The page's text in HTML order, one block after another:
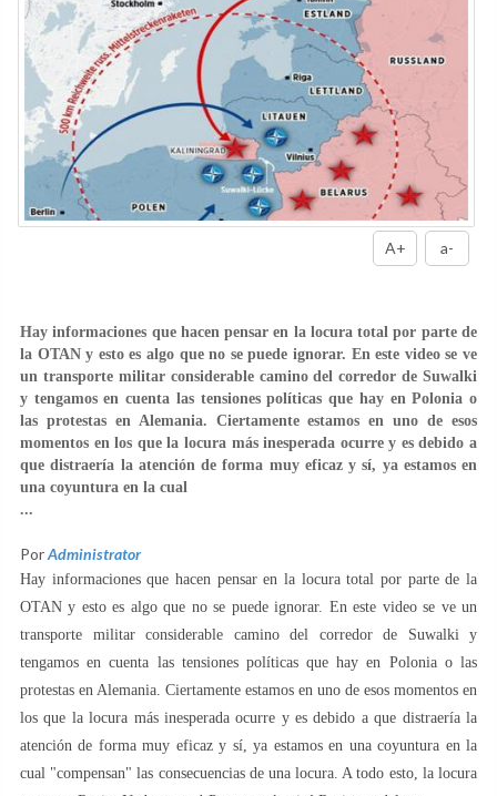
A+ a-
Hay informaciones que hacen pensar en la locura total por parte de
la OTAN y esto es algo que no se puede ignorar. En este video se ve
un transporte militar considerable camino del corredor de Suwalki
y tengamos en cuenta las tensiones políticas que hay en Polonia o
las protestas en Alemania. Ciertamente estamos en uno de esos
momentos en los que la locura más inesperada ocurre y es debido a
que distraería la atención de forma muy eficaz y sí, ya estamos en
una coyuntura en la cual
...
PorAdministrator
Hay informaciones que hacen pensar en la locura total por parte de la
OTAN y esto es algo que no se puede ignorar. En este video se ve un
transporte militar considerable camino del corredor de Suwalki y
tengamos en cuenta las tensiones políticas que hay en Polonia o las
protestas en Alemania. Ciertamente estamos en uno de esos momentos en
los que la locura más inesperada ocurre y es debido a que distraería la
atención de forma muy eficaz y sí, ya estamos en una coyuntura en la
cual "compensan" las consecuencias de una locura. A todo esto, la locura